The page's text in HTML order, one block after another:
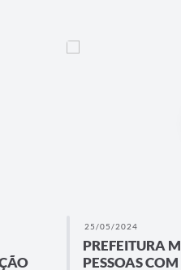
25/05/2024
PREFEITURA
PESSOAS